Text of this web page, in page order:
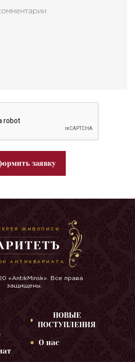
заявку
ЖИВОПИСИ
АНТИКВАРИАТА
«AntikMinsk». Все права
защищены.
НОВЫЕ
ПОСТУПЛЕНИЯ
О нас